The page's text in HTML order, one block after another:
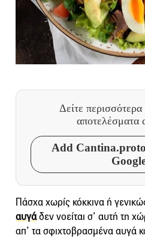
Δείτε
αποτελέσματα
Add
Πάσχα χωρίς κόκκινα ή
αυγάδεν νοείται σ’ αυτή τη
απ’ τα σφιχτοβρασμένα αυγά